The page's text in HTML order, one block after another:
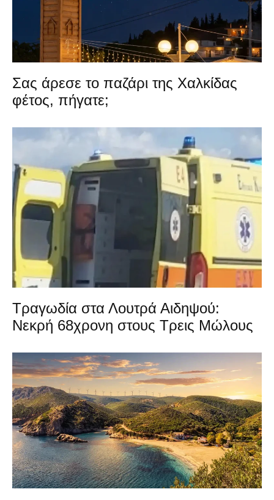
Σας άρεσε το παζάρι της Χαλκίδας
φέτος, πήγατε;
Τραγωδία στα Λουτρά Αιδηψού:
Νεκρή 68χρονη στους Τρεις Μώλους